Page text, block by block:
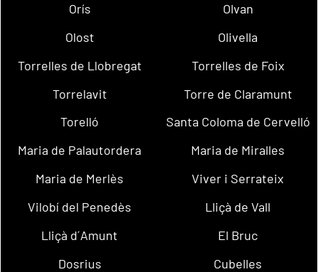
Orís
Olvan
Olost
Olivella
Torrelles de Llobregat
Torrelles de Foix
Torrelavit
Torre de Claramunt
Torelló
Santa Coloma de Cervelló
Maria de Palautordera
Maria de Miralles
Maria de Merlès
Viver i Serrateix
Vilobí del Penedès
Lliçà de Vall
Lliçà d´Amunt
El Bruc
Dosrius
Cubelles